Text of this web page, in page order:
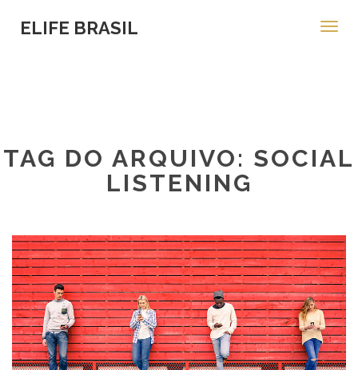
ELIFE BRASIL
TAG DO ARQUIVO: SOCIAL
LISTENING